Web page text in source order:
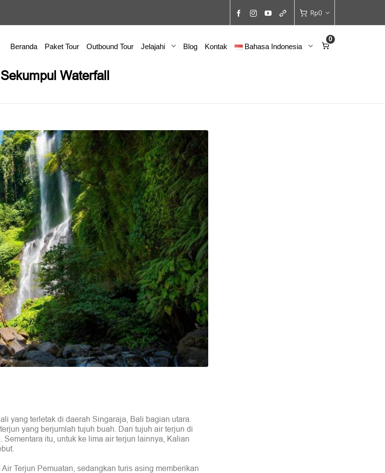
Rp0
Beranda Paket Tour Outbound Tour Jelajahi Blog Kontak Bahasa Indonesia
0
Sekumpul Waterfall
yang terletak di daerah Singaraja, Bali bagian utara.
yang berjumlah tujuh buah. Dari tujuh air terjun di
itu, untuk ke lima air terjun lainnya, Kalian
Terjun Pemuatan, sedangkan turis asing memberikan